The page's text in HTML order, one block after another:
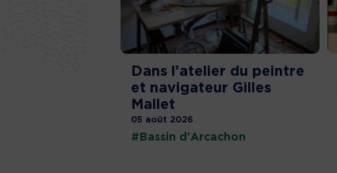
Dans l’atelier du peintre
et navigateur Gilles
Mallet
05 août 2026
#Bassin d'Arcachon